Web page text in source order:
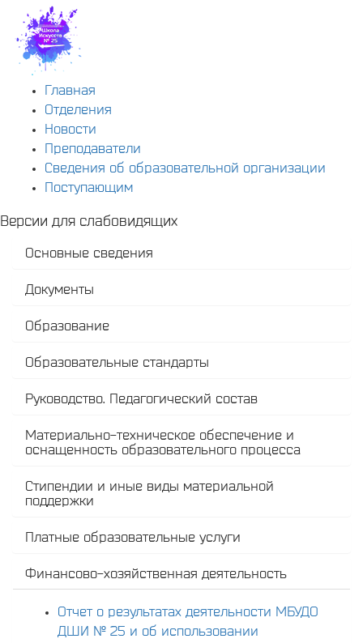
Главная
Отделения
Новости
Преподаватели
Сведения об образовательной организации
Поступающим
Версии для слабовидящих
Основные сведения
Документы
Образование
Образовательные стандарты
Руководство. Педагогический состав
Материально-техническое обеспечение и
оснащенность образовательного процесса
Стипендии и иные виды материальной
поддержки
Платные образовательные услуги
Финансово-хозяйственная деятельность
Отчет о результатах деятельности МБУДО
ДШИ № 25 и об использовании